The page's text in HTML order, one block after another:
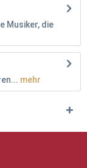
Musiker, die
mehr